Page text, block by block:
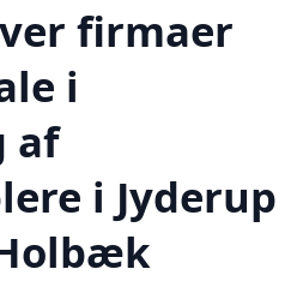
firmaer
i
af
i Jyderup